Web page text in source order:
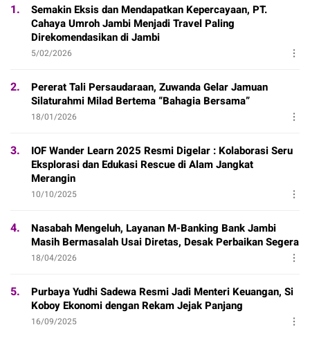
1.
Semakin Eksis dan Mendapatkan Kepercayaan, PT.
Cahaya Umroh Jambi Menjadi Travel Paling
Direkomendasikan di Jambi
5/02/2026
2.
Pererat Tali Persaudaraan, Zuwanda Gelar Jamuan
Silaturahmi Milad Bertema “Bahagia Bersama”
18/01/2026
3.
IOF Wander Learn 2025 Resmi Digelar : Kolaborasi Seru
Eksplorasi dan Edukasi Rescue di Alam Jangkat
Merangin
10/10/2025
4.
Nasabah Mengeluh, Layanan M-Banking Bank Jambi
Masih Bermasalah Usai Diretas, Desak Perbaikan Segera
18/04/2026
5.
Purbaya Yudhi Sadewa Resmi Jadi Menteri Keuangan, Si
Koboy Ekonomi dengan Rekam Jejak Panjang
16/09/2025